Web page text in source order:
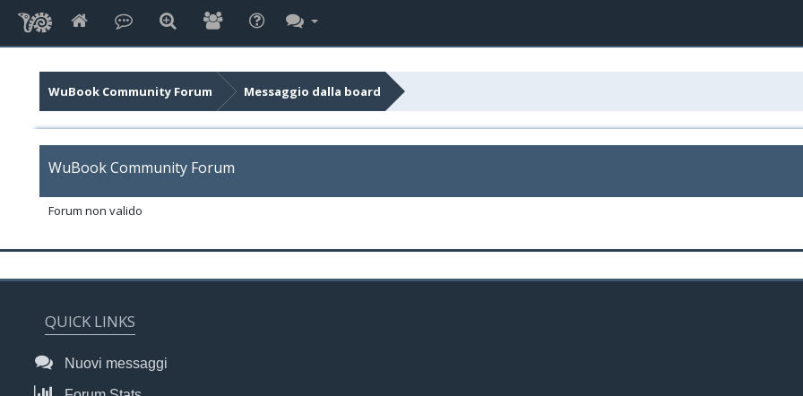
WuBook Community Forum Messaggio dalla board
WuBook Community Forum
Forum non valido
QUICK LINKS
Nuovi messaggi